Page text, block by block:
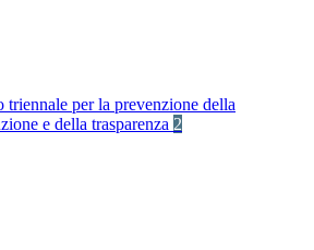
triennale per la prevenzione della
e della trasparenza 2